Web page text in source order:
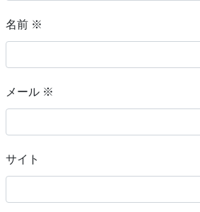
名前 ※
メール ※
サイト